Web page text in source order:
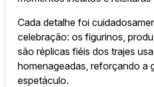
Cada detalhe foi
celebração: os figurinos,
são réplicas fiéis dos trajes
homenageadas, reforçando a
espetáculo.